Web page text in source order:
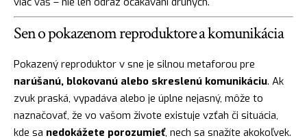
Sen o pokazenom reproduktore a komunikácia
Pokazený reproduktor v sne je silnou metaforou pre
narúšanú, blokovanú alebo skreslenú komunikáciu. Ak
zvuk praská, vypadáva alebo je úplne nejasný, môže to
naznačovať, že vo vašom živote existuje vzťah či situácia,
kde sa nedokážete porozumieť, nech sa snažíte akokoľvek.